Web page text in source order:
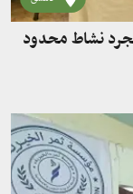
مجرد نشاط محدود